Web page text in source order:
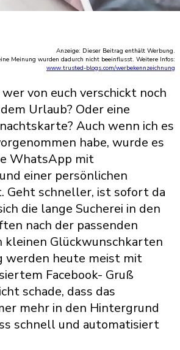
Anzeige: Dieser Beitrag enthält Werbung.
Meinung wurden dadurch nicht beeinflusst. Weitere Infos:
www.trusted-blogs.com/werbekennzeichnung
von euch verschickt noch
Urlaub? Oder eine
Auch wenn ich es
habe, wurde es
WhatsApp mit
einer persönlichen
Geht schneller, ist sofort da
die lange Sucherei in den
nach der passenden
kleinen Glückwunschkarten
werden heute meist mit
Facebook- Gruß
schade, dass das
mehr in den Hintergrund
schnell und automatisiert